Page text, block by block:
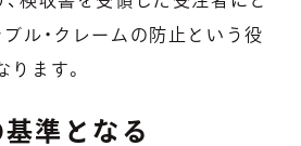
ブル・クレームの防止という役
ます。
準となる